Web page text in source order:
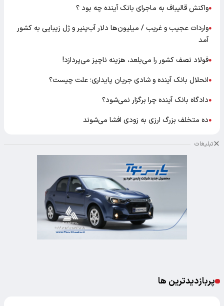
●واکنش قالیباف به ماجرای بانک آینده چه بود ؟
●واردات عجیب و غریب / میلیون‌ها دلار آب‌پنیر و ژل زیبایی به کشور
آمد
●فولاد نصف کشور را می‌بلعد، هزینه ناچیز می‌پردازد!
●انحلال بانک آینده و شادی جریان پایداری؛ علت چیست؟
●دادگاه بانک آینده چرا برگزار نمی‌شود؟
●ده متخلف بزرگ ارزی به زودی افشا می‌شوند
تبلیغات
پربازدیدترین ها